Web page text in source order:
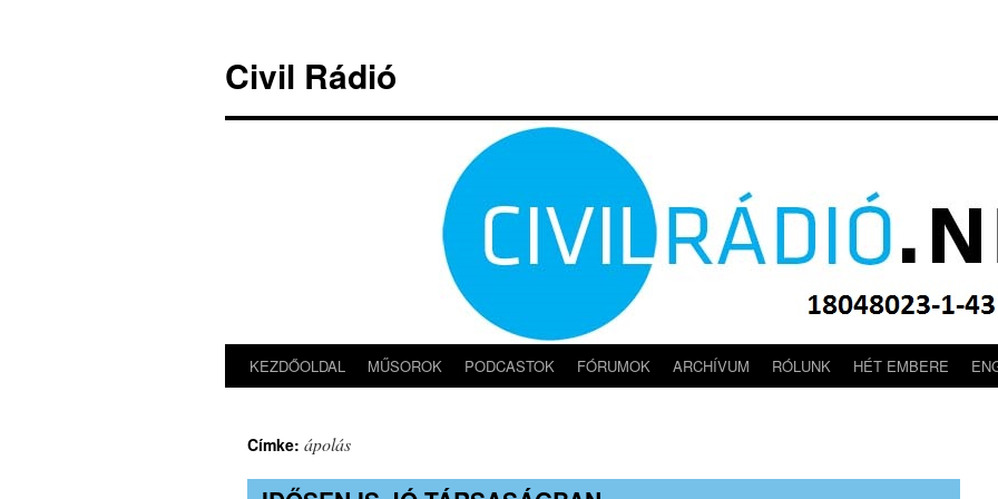
tartalomba
Civil Rádió
KEZDŐOLDAL MŰSOROK PODCASTOK FÓRUMOK ARCHÍVUM RÓLUNK HÉT EMBERE
Címke: ápolás